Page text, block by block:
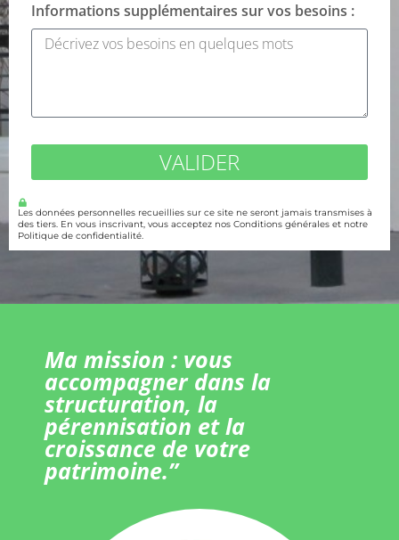
Informations supplémentaires sur vos besoins :
VALIDER
Les données personnelles recueillies sur ce site ne seront jamais transmises à
des tiers. En vous inscrivant, vous acceptez nos Conditions générales et notre
Politique de confidentialité.
Ma mission : vous
accompagner dans la
structuration, la
pérennisation et la
croissance de votre
patrimoine.”